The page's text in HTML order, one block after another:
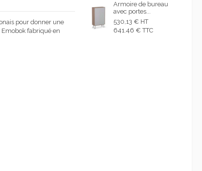
pour donner une
fabriqué en
Armoire de bureau
avec portes...
530,13 € HT
641.46 € TTC